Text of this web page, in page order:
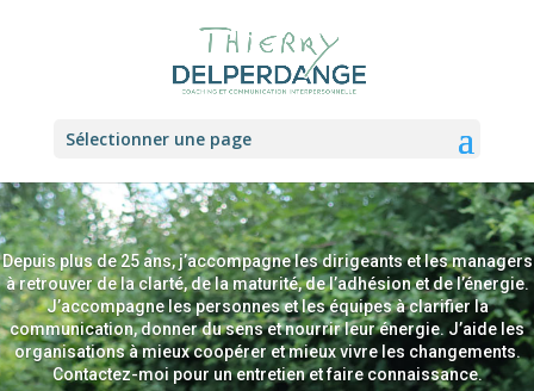
Sélectionner une page
Depuis plus de 25 ans, j’accompagne les dirigeants et les managers
à retrouver de la clarté, de la maturité, de l’adhésion et de l’énergie.
J’accompagne les personnes et les équipes à clarifier la
communication, donner du sens et nourrir leur énergie. J’aide les
organisations à mieux coopérer et mieux vivre les changements.
Contactez-moi pour un entretien et faire connaissance.